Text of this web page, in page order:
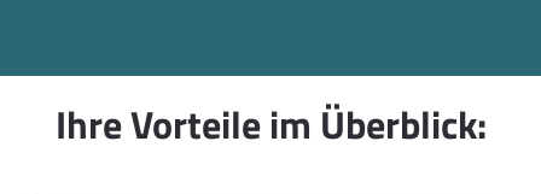
Ihre Vorteile im Überblick: